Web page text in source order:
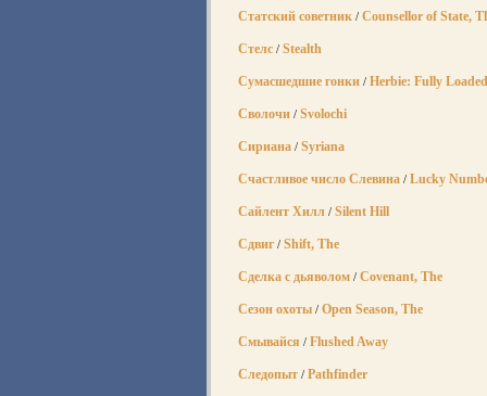
Статский советник / Counsellor of State,
Стелс / Stealth
Сумасшедшие гонки / Herbie: Fully Loaded
Сволочи / Svolochi
Сириана / Syriana
Счастливое число Слевина / Lucky
Сайлент Хилл / Silent Hill
Сдвиг / Shift, The
Сделка с дьяволом / Covenant, The
Сезон охоты / Open Season, The
Смывайся / Flushed Away
Следопыт / Pathfinder